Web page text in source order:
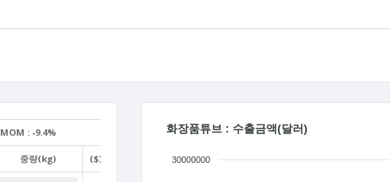
MOM :-9.4%
중량(kg) ($)/(kg)
화장품튜브 : 수출금액(달러)
30000000